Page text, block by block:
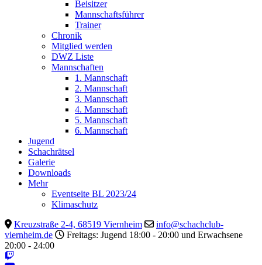
Beisitzer
Mannschaftsführer
Trainer
Chronik
Mitglied werden
DWZ Liste
Mannschaften
1. Mannschaft
2. Mannschaft
3. Mannschaft
4. Mannschaft
5. Mannschaft
6. Mannschaft
Jugend
Schachrätsel
Galerie
Downloads
Mehr
Eventseite BL 2023/24
Klimaschutz
Kreuzstraße 2-4, 68519 Viernheim
info@schachclub-
viernheim.de
Freitags: Jugend 18:00 - 20:00 und Erwachsene
20:00 - 24:00